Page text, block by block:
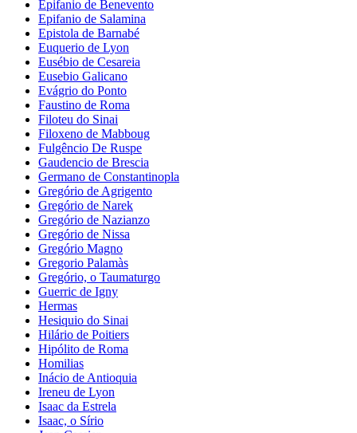
Epifanio de Benevento
Epifanio de Salamina
Epistola de Barnabé
Euquerio de Lyon
Eusébio de Cesareia
Eusebio Galicano
Evágrio do Ponto
Faustino de Roma
Filoteu do Sinai
Filoxeno de Mabboug
Fulgêncio De Ruspe
Gaudencio de Brescia
Germano de Constantinopla
Gregório de Agrigento
Gregório de Narek
Gregório de Nazianzo
Gregório de Nissa
Gregório Magno
Gregorio Palamàs
Gregório, o Taumaturgo
Guerric de Igny
Hermas
Hesiquio do Sinai
Hilário de Poitiers
Hipólito de Roma
Homilias
Inácio de Antioquia
Ireneu de Lyon
Isaac da Estrela
Isaac, o Sírio